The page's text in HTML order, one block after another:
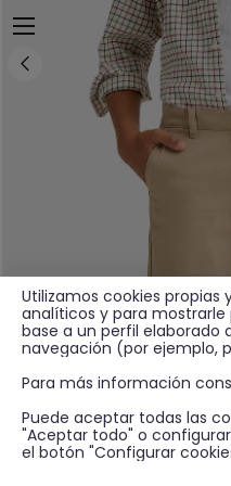
Utilizamos cookies propias
analíticos y para mostrarle
base a un perfil elaborado
navegación (por ejemplo,
Para más información
Puede aceptar todas las
"Aceptar todo" o
el botón "Configurar